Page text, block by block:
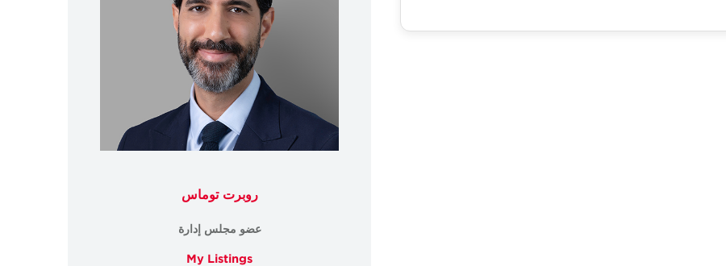
روبرت توماس
عضو مجلس إدارة
My Listings